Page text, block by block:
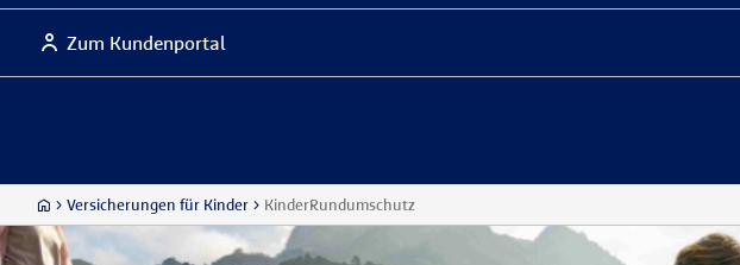
Zum Kundenportal
Versicherungen für Kinder KinderRundumschutz